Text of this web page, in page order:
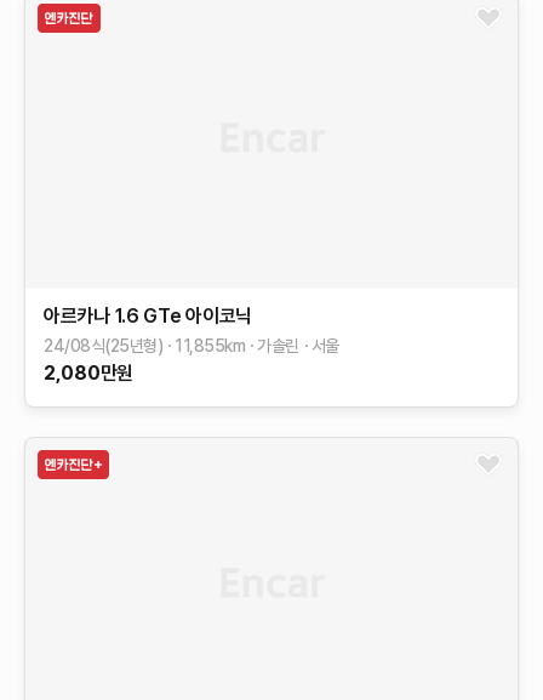
아르카나 1.6 GTe 아이코닉
24/08식(25년형) 11,855km 가솔린 서울
2,080만원